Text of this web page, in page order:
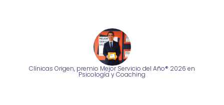
Clínicas Origen, premio Mejor Servicio del Año® 2026 en
Psicología y Coaching